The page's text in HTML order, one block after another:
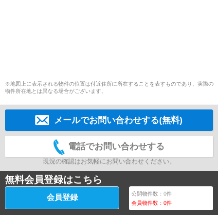
※地図上に表示される物件の位置は付近住所に所在することを表すものであり、実際の
物件所在地とは異なる場合がございます。
メールでお問い合わせする(無料)
電話でお問い合わせする
現況の確認はお気軽にお問い合わせください。
無料会員登録はこちら
会員登録 公開物件数：0件
会員物件数：0件